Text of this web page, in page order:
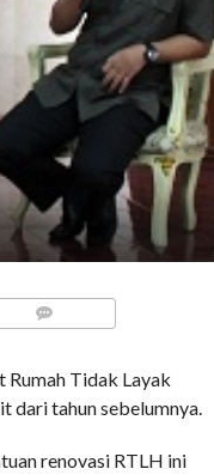
Tidak Layak
dari tahun sebelumnya.
renovasi RTLH ini